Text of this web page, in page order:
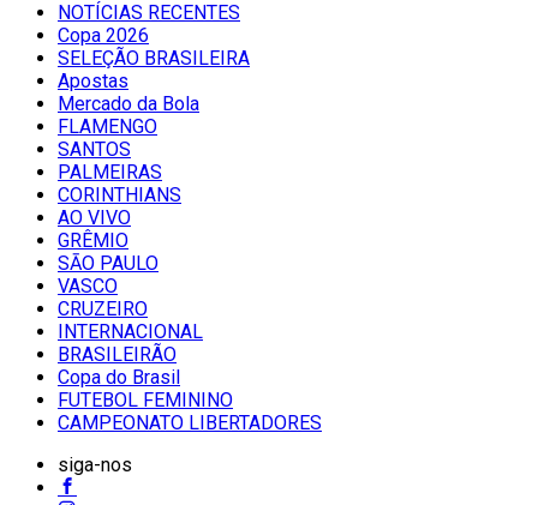
NOTÍCIAS RECENTES
Copa 2026
SELEÇÃO BRASILEIRA
Apostas
Mercado da Bola
FLAMENGO
SANTOS
PALMEIRAS
CORINTHIANS
AO VIVO
GRÊMIO
SĀO PAULO
VASCO
CRUZEIRO
INTERNACIONAL
BRASILEIRÃO
Copa do Brasil
FUTEBOL FEMININO
CAMPEONATO LIBERTADORES
siga-nos